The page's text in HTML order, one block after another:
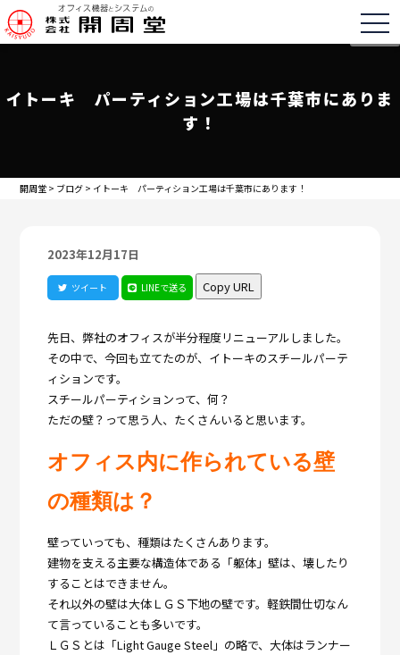
イトーキ パーティション工場は千葉市にありま
す！
開周堂 > ブログ > イトーキ パーティション工場は千葉市にあります！
2023年12月17日
ツイート LINEで送る Copy URL
先日、弊社のオフィスが半分程度リニューアルしました。
その中で、今回も立てたのが、イトーキのスチールパーテ
ィションです。
スチールパーティションって、何？
ただの壁？って思う人、たくさんいると思います。
オフィス内に作られている壁
の種類は？
壁っていっても、種類はたくさんあります。
建物を支える主要な構造体である「躯体」壁は、壊したり
することはできません。
それ以外の壁は大体ＬＧＳ下地の壁です。軽鉄間仕切なん
て言っていることも多いです。
ＬＧＳとは「Light Gauge Steel」の略で、大体はランナー